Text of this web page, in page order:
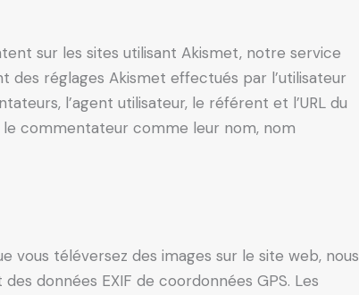
sur les sites utilisant Akismet, notre service
réglages Akismet effectués par l’utilisateur
l’agent utilisateur, le référent et l’URL du
commentateur comme leur nom, nom
vous téléversez des images sur le site web, nous
données EXIF de coordonnées GPS. Les